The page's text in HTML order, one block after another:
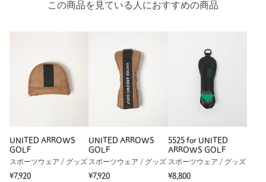
この商品を見ている人におすすめの商品
UNITED ARROWS
GOLF
スポーツウェア / グッズ
¥7,920
UNITED ARROWS
GOLF
スポーツウェア / グッズ
¥7,920
5525 for UNITED
ARROWS GOLF
スポーツウェア / グッズ
¥8,800